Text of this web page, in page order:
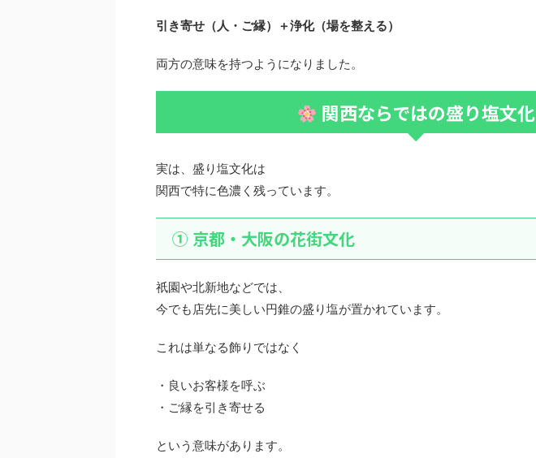
引き寄せ（人・ご縁）＋浄化（場を整える）
両方の意味を持つようになりました。
関西ならではの盛り塩文化
実は、盛り塩文化は
関西で特に色濃く残っています。
① 京都・大阪の花街文化
祇園や北新地などでは、
今でも店先に美しい円錐の盛り塩が置かれています。
これは単なる飾りではなく
・良いお客様を呼ぶ
・ご縁を引き寄せる
という意味があります。